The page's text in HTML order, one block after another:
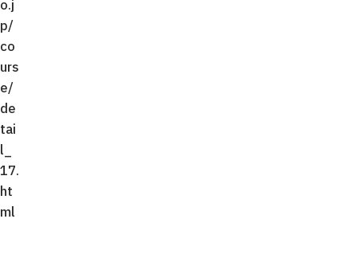
o.j
p/
co
urs
e/
de
tai
l_
17.
ht
ml